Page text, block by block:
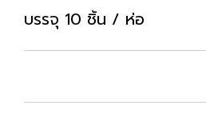
บรรจุ 10 ชิ้น / ห่อ